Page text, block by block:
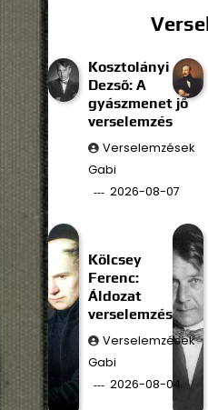
Kosztolányi
Dezső: A
gyászmenet jő
verselemzés
Verselemzések
Gabi
2026-08-07
Kölcsey
Ferenc:
Áldozat
verselemzés
Verselemzések
Gabi
2026-08-04